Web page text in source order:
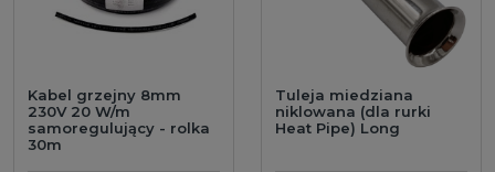
Kabel grzejny 8mm
230V 20 W/m
samoregulujący - rolka
30m
Tuleja miedziana
niklowana (dla rurki
Heat Pipe) Long